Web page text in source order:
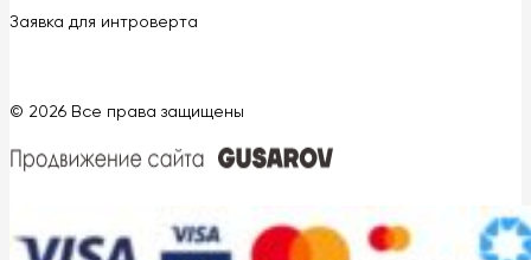
Заявка для интроверта
© 2026 Все права защищены